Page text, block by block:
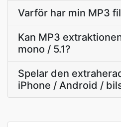
Varför har min MP3
Kan MP3
mono / 5.1?
Spelar den
iPhone / Android /